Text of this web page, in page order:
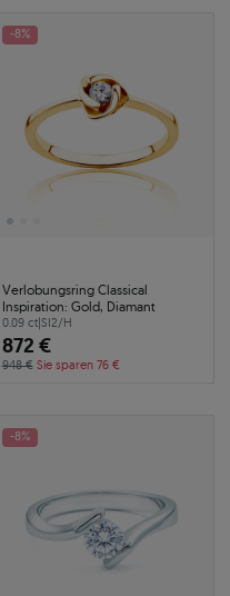
-8%
Verlobungsring Classical
Inspiration: Gold, Diamant
0.09 ct|SI2/H
872 €
948 € Sie sparen 76 €
-8%